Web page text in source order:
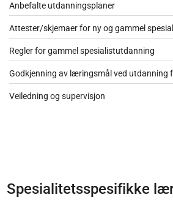
Anbefalte utdanningsplaner
Attester/skjemaer for ny og gammel
Regler for gammel spesialistutdanning
Godkjenning av læringsmål ved utdanning
Veiledning og supervisjon
Spesialitetsspesifikke